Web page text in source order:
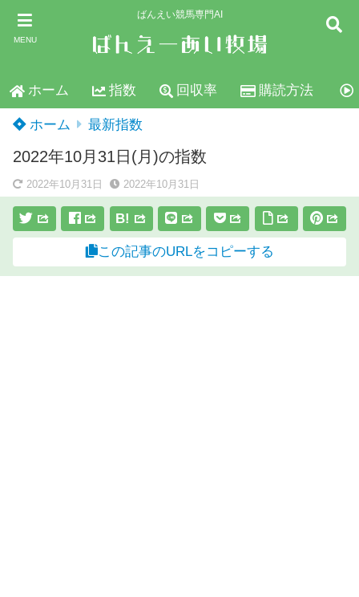
MENU
ばんえい競馬専門AI
ホーム 指数 回収率 購読方法
ホーム 最新指数
2022年10月31日(月)の指数
2022年10月31日 2022年10月31日
B!
この記事のURLをコピーする